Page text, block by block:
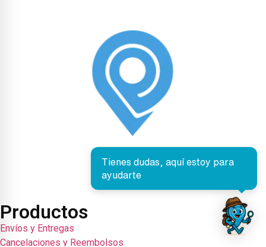
Productos
Envíos y Entregas
Cancelaciones y Reembolsos
Tienes dudas, aquí estoy para
ayudarte